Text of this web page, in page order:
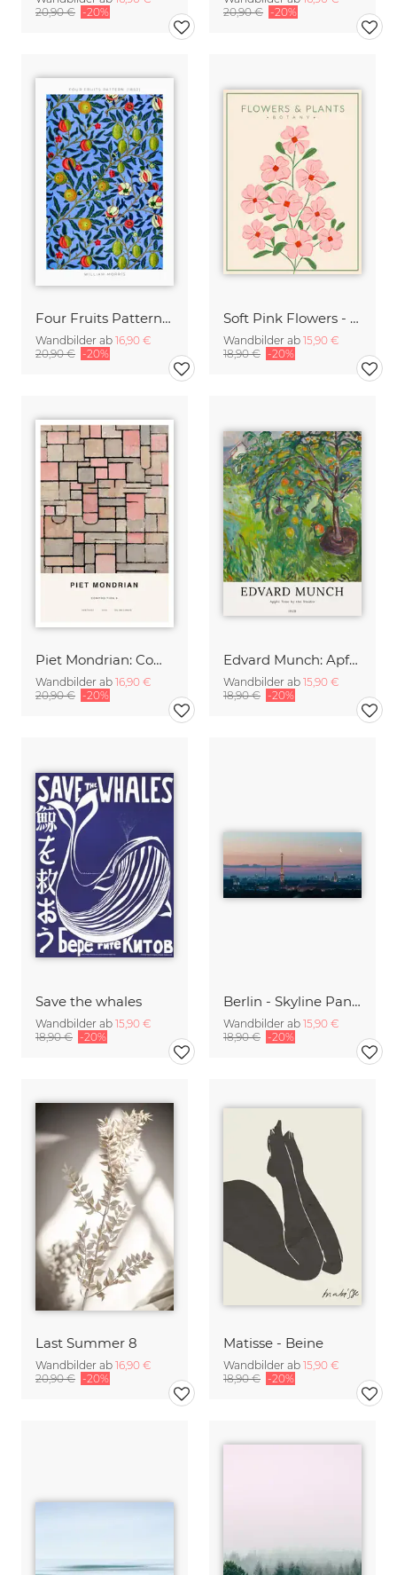
20,90 € -20%
20,90 € -20%
Four Fruits Pattern von William Morris
Wandbilder ab 16,90 €
20,90 € -20%
Soft Pink Flowers - Botany no4
Wandbilder ab 15,90 €
18,90 € -20%
Piet Mondrian: Composition 8
Wandbilder ab 16,90 €
20,90 € -20%
Edvard Munch: Apfelbaum am Studio
Wandbilder ab 15,90 €
18,90 € -20%
Save the whales
Wandbilder ab 15,90 €
18,90 € -20%
Berlin - Skyline Panorama bei Sonnenaufgang
Wandbilder ab 15,90 €
18,90 € -20%
Last Summer 8
Wandbilder ab 16,90 €
20,90 € -20%
Matisse - Beine
Wandbilder ab 15,90 €
18,90 € -20%